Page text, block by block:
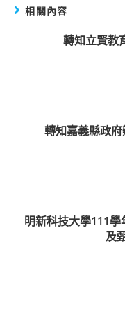
相關內容
轉知立賢教
轉知嘉義縣政
明新科技大學111
及